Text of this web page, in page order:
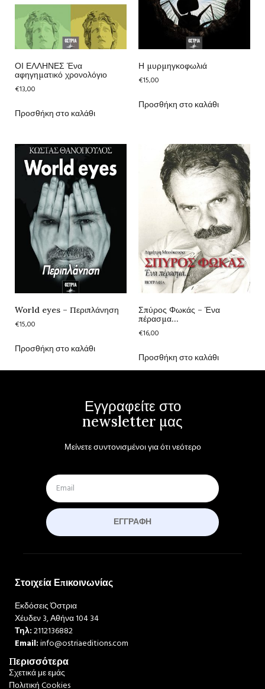
ΟΙ ΕΛΛΗΝΕΣ Ένα
αφηγηματικό χρονολόγιο
€13,00
Προσθήκη στο καλάθι
Η μυρμηγκοφωλιά
€15,00
Προσθήκη στο καλάθι
World eyes – Περιπλάνηση
€15,00
Προσθήκη στο καλάθι
Σπύρος Φωκάς – Ένα
πέρασμα…
€16,00
Προσθήκη στο καλάθι
Εγγραφείτε στο
newsletter μας
Μείνετε συντονισμένοι για ότι νεότερο
ΕΓΓΡΑΦΉ
Στοιχεία Επικοινωνίας
Εκδόσεις Όστρια
Χέυδεν 3, Αθήνα 104 34
Τηλ:2112136882
Email:info@ostriaeditions.com
Περισσότερα
Σχετικά με εμάς
Πολιτική Cookies